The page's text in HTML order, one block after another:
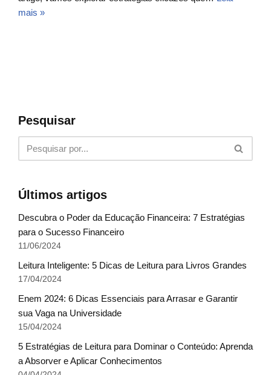
mais »
Pesquisar
Últimos artigos
Descubra o Poder da Educação Financeira: 7 Estratégias
para o Sucesso Financeiro
11/06/2024
Leitura Inteligente: 5 Dicas de Leitura para Livros Grandes
17/04/2024
Enem 2024: 6 Dicas Essenciais para Arrasar e Garantir
sua Vaga na Universidade
15/04/2024
5 Estratégias de Leitura para Dominar o Conteúdo: Aprenda
a Absorver e Aplicar Conhecimentos